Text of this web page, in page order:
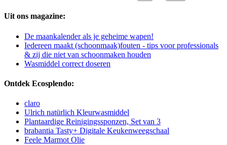
Uit ons magazine:
De maankalender als je geheime wapen!
Iedereen maakt (schoonmaak)fouten - tips voor professionals
& zij die niet van schoonmaken houden
Wasmiddel correct doseren
Ontdek Ecosplendo:
claro
Ulrich natürlich Kleurwasmiddel
Plantaardige Reinigingssponzen, Set van 3
brabantia Tasty+ Digitale Keukenweegschaal
Feele Marmot Olie